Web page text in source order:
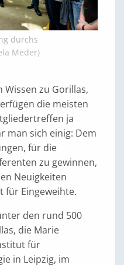
durchs
Meder)
zu Gorillas,
die meisten
ja
man sich einig: Dem
für die
zu gewinnen,
Neuigkeiten
für Eingeweihte.
den rund 500
die Marie
für
in Leipzig, im